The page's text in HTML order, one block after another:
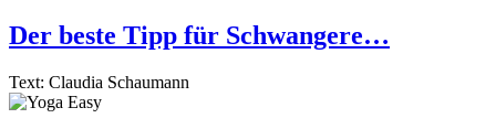
Der beste Tipp für Schwangere…
Text: Claudia Schaumann